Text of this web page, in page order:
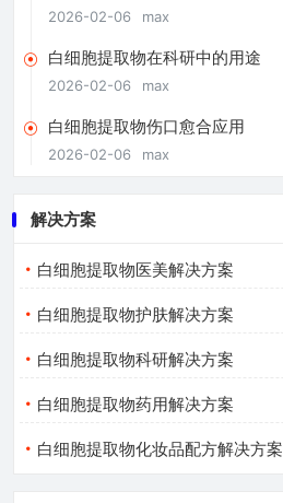
2026-02-06 max
白细胞提取物在科研中的用途
2026-02-06 max
白细胞提取物伤口愈合应用
2026-02-06 max
解决方案
白细胞提取物医美解决方案
白细胞提取物护肤解决方案
白细胞提取物科研解决方案
白细胞提取物药用解决方案
白细胞提取物化妆品配方解决方案